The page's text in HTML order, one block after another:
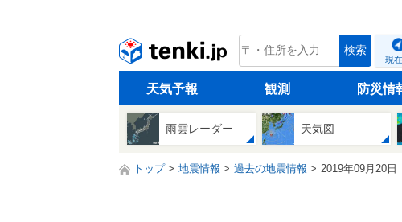
tenki.jp 検索
現
天気予報 観測 防災情
雨雲レーダー 天気図
トップ 地震情報 過去の地震情報 2019年09月20日